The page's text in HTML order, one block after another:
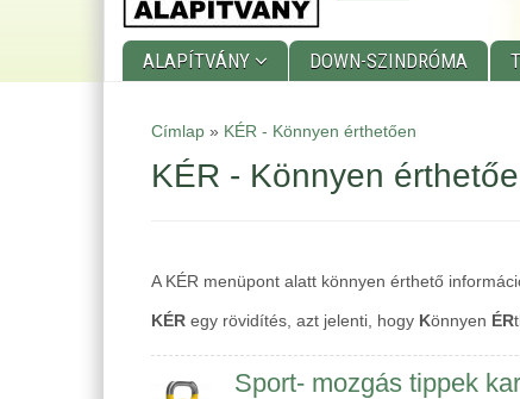
menu
ALAPÍTVÁNY DOWN-SZINDRÓMA
Címlap » KÉR - Könnyen érthetően
KÉR - Könnyen
A KÉR menüpont alatt könnyen érthető
KÉR egy rövidítés, azt jelenti, hogy Könnyen ÉR
Sport- mozgás tippek